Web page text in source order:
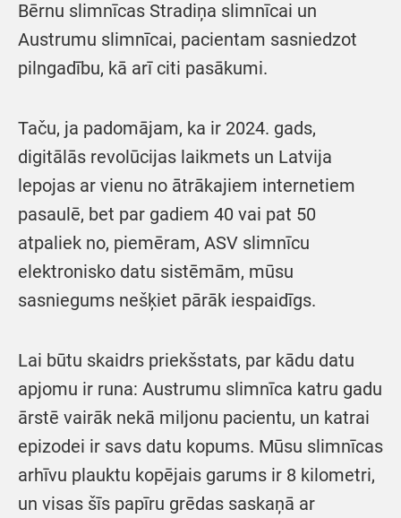
Bērnu slimnīcas Stradiņa slimnīcai un
Austrumu slimnīcai, pacientam sasniedzot
pilngadību, kā arī citi pasākumi.
Taču, ja padomājam, ka ir 2024. gads,
digitālās revolūcijas laikmets un Latvija
lepojas ar vienu no ātrākajiem internetiem
pasaulē, bet par gadiem 40 vai pat 50
atpaliek no, piemēram, ASV slimnīcu
elektronisko datu sistēmām, mūsu
sasniegums nešķiet pārāk iespaidīgs.
Lai būtu skaidrs priekšstats, par kādu datu
apjomu ir runa: Austrumu slimnīca katru gadu
ārstē vairāk nekā miljonu pacientu, un katrai
epizodei ir savs datu kopums. Mūsu slimnīcas
arhīvu plauktu kopējais garums ir 8 kilometri,
un visas šīs papīru grēdas saskaņā ar